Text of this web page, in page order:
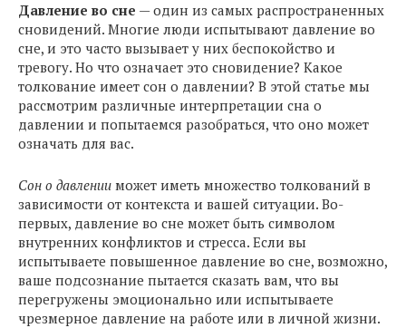
Давление во сне — один из самых распространенных
сновидений. Многие люди испытывают давление во
сне, и это часто вызывает у них беспокойство и
тревогу. Но что означает это сновидение? Какое
толкование имеет сон о давлении? В этой статье мы
рассмотрим различные интерпретации сна о
давлении и попытаемся разобраться, что оно может
означать для вас.
Сон о давлении может иметь множество толкований в
зависимости от контекста и вашей ситуации. Во-
первых, давление во сне может быть символом
внутренних конфликтов и стресса. Если вы
испытываете повышенное давление во сне, возможно,
ваше подсознание пытается сказать вам, что вы
перегружены эмоционально или испытываете
чрезмерное давление на работе или в личной жизни.